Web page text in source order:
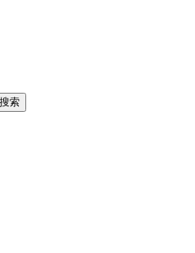
搜索